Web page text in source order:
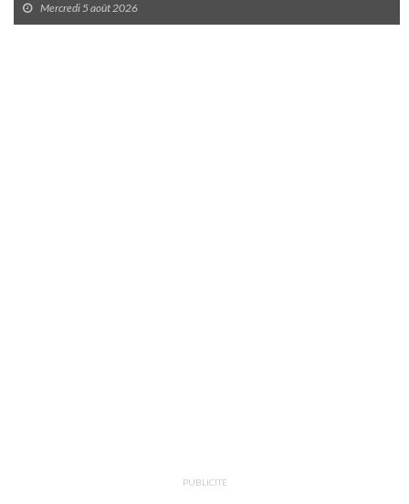
Mercredi 5 août 2026
PUBLICITÉ